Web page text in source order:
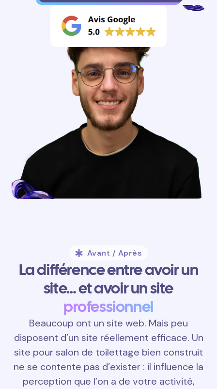
Avant / Après
La différence entre avoir un
site… et avoir un site
professionnel
Beaucoup ont un site web. Mais peu
disposent d’un site réellement efficace. Un
site pour salon de toilettage bien construit
ne se contente pas d’exister : il influence la
perception que l’on a de votre activité,